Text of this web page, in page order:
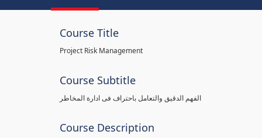
Course Title
Project Risk Management
Course Subtitle
الفهم الدقيق والتعامل باحتراف فى ادارة المخاطر
Course Description